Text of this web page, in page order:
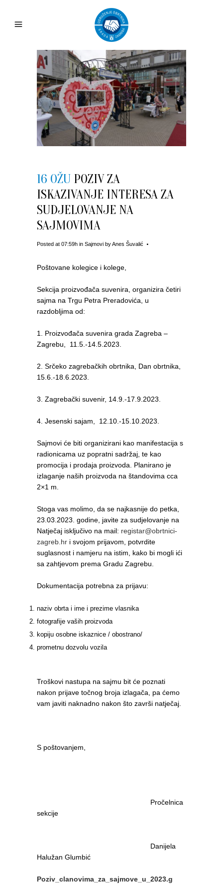
16 OŽU POZIV ZA
ISKAZIVANJE INTERESA ZA
SUDJELOVANJE NA
SAJMOVIMA
Posted at 07:59h in Sajmovi byAnes Šuvalić
Poštovane kolegice i kolege,
Sekcija proizvođača suvenira, organizira četiri
sajma na Trgu Petra Preradovića, u
razdobljima od:
1. Proizvođača suvenira grada Zagreba –
Zagrebu, 11.5.-14.5.2023.
2. Srčeko zagrebačkih obrtnika, Dan obrtnika,
15.6.-18.6.2023.
3. Zagrebački suvenir, 14.9.-17.9.2023.
4. Jesenski sajam, 12.10.-15.10.2023.
Sajmovi će biti organizirani kao manifestacija s
radionicama uz popratni sadržaj, te kao
promocija i prodaja proizvoda. Planirano je
izlaganje naših proizvoda na štandovima cca
2×1 m.
Stoga vas molimo, da se najkasnije do petka,
23.03.2023. godine, javite za sudjelovanje na
Natječaj isključivo na mail: registar@obrtnici-
zagreb.hr i svojom prijavom, potvrdite
suglasnost i namjeru na istim, kako bi mogli ići
sa zahtjevom prema Gradu Zagrebu.
Dokumentacija potrebna za prijavu:
naziv obrta i ime i prezime vlasnika
fotografije vaših proizvoda
kopiju osobne iskaznice / obostrano/
prometnu dozvolu vozila
Troškovi nastupa na sajmu bit će poznati
nakon prijave točnog broja izlagača, pa ćemo
vam javiti naknadno nakon što završi natječaj.
S poštovanjem,
Pročelnica
sekcije
Danijela
Halužan Glumbić
Poziv_clanovima_za_sajmove_u_2023.g